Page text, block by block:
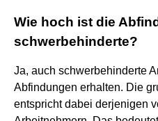
Wie hoch ist die
schwerbehinderte?
Ja, auch schwerbehinderte
Abfindungen erhalten. Die
entspricht dabei derjenigen